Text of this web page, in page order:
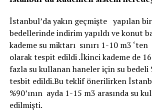
İstanbul’da yakın geçmişte yapılan
bedellerinde indirim yapıldı ve konut
kademe su miktarı sınırı 1-10 m3
olarak tespit edildi .İkinci kademe de
fazla su kullanan haneler için su bedeli
tesbit edildi.Bu teklif önerilirken
%90’ının ayda 1-15 m3 arasında su
edilmişti.